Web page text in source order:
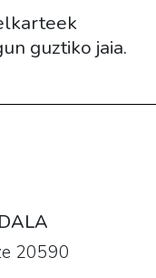
guztiko jaia.
20590